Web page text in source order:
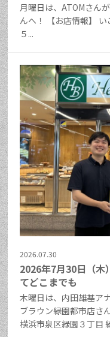
月曜日は、ATOMさん
んへ！ 【お店情報】
５...
2026.07.30
2026年7月30日（木
てどこまでも
木曜日は、内田雄基ア
ブラウン緑園都市店さ
横浜市泉区緑園３丁目